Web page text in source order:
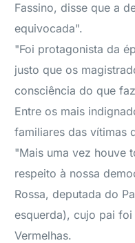
Fassino, disse que a
equivocada".
"Foi protagonista da
justo que os
consciência do que
Entre os mais
familiares das vítimas
"Mais uma vez houve
respeito à nossa
Rossa, deputada do
esquerda), cujo pai
Vermelhas.